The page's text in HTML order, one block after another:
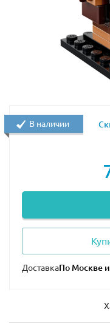
Высота фигурок — 7
Доставка
В наличии